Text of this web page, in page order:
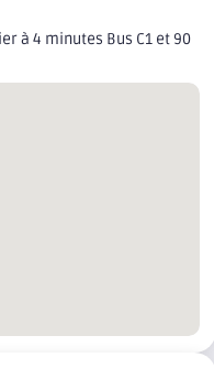
à 4 minutes Bus C1 et 90